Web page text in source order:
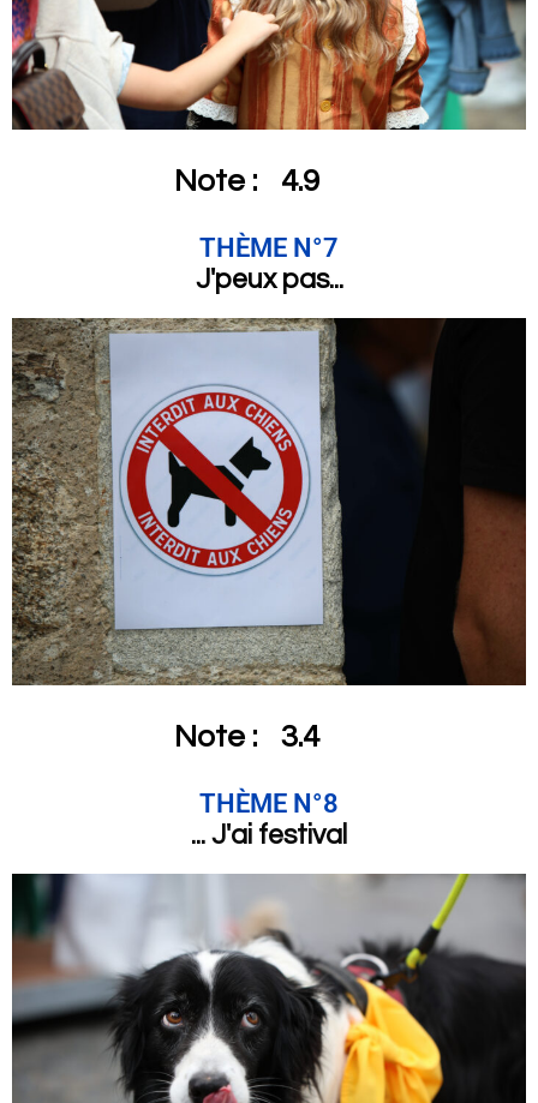
Note : 4.9
THÈME N°7
J'peux pas...
Note : 3.4
THÈME N°8
... J'ai festival